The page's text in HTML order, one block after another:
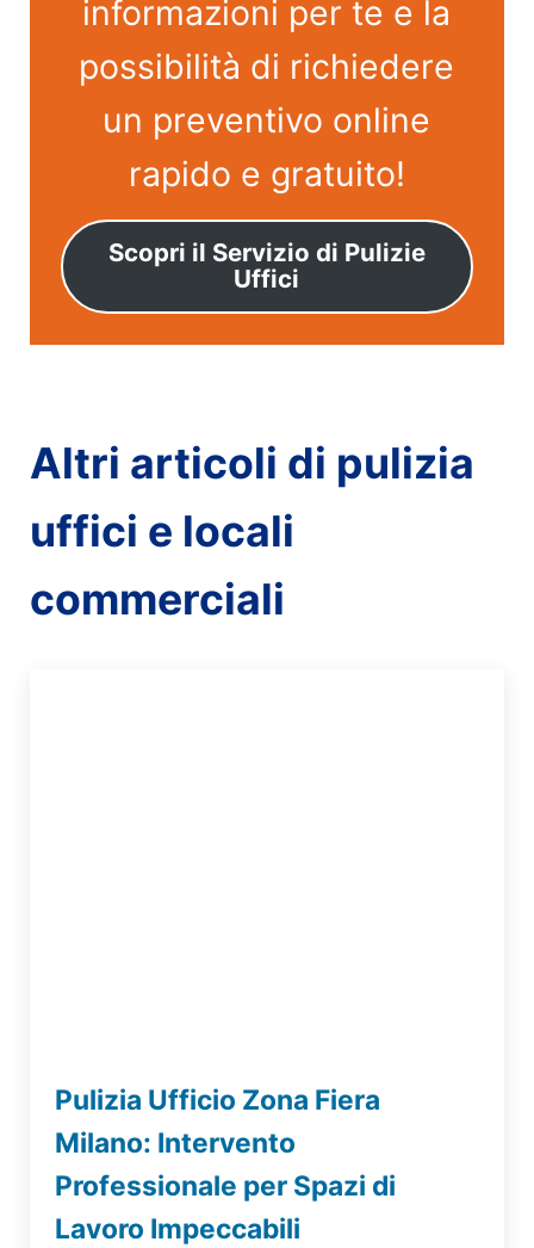
informazioni per te e la
possibilità di richiedere
un preventivo online
rapido e gratuito!
Scopri il Servizio di Pulizie
Uffici
Altri articoli di pulizia
uffici e locali
commerciali
Pulizia Ufficio Zona Fiera
Milano: Intervento
Professionale per Spazi di
Lavoro Impeccabili